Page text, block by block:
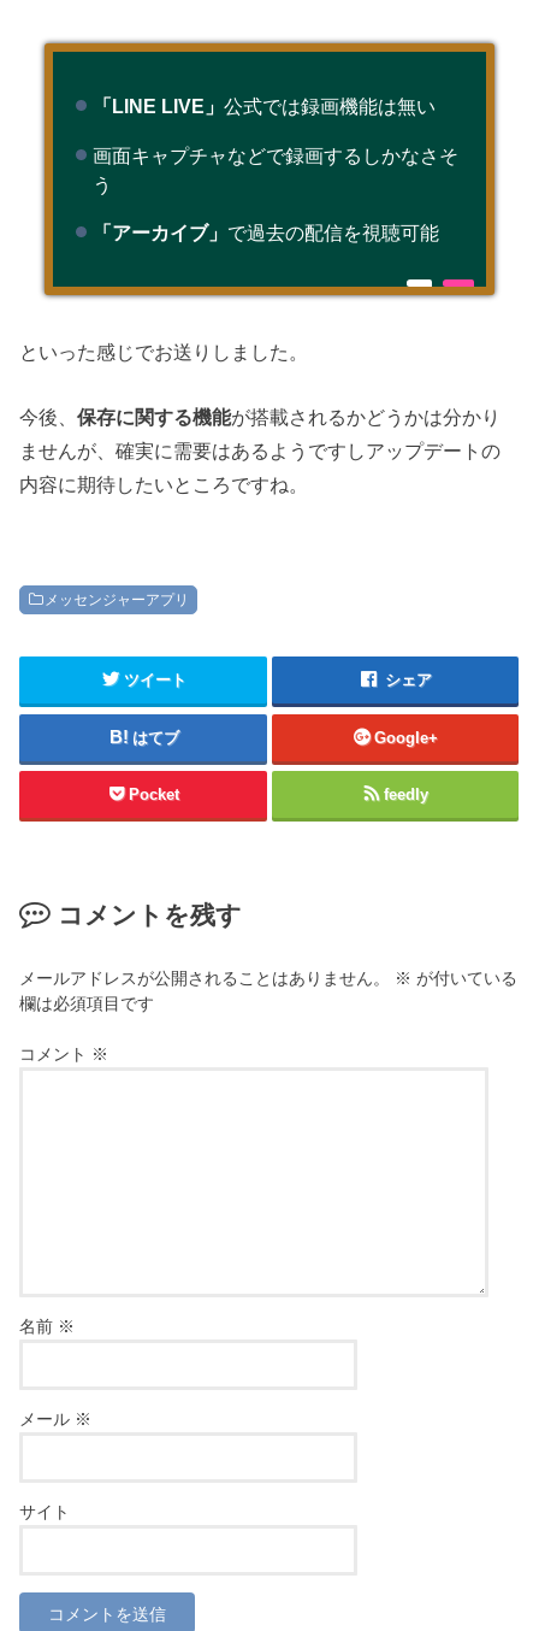
「LINE LIVE」公式では録画機能は無い
画面キャプチャなどで録画するしかなさそ
う
「アーカイブ」 で過去の配信を視聴可能
といった感じでお送りしました。
今後、保存に関する機能が搭載されるかどうかは分かり
ませんが、確実に需要はあるようですしアップデートの
内容に期待したいところですね。
メッセンジャーアプリ
ツイート シェア
はてブ Google+
Pocket feedly
コメントを残す
メールアドレスが公開されることはありません。 ※ が付いている
欄は必須項目です
コメント ※
名前 ※
メール ※
サイト